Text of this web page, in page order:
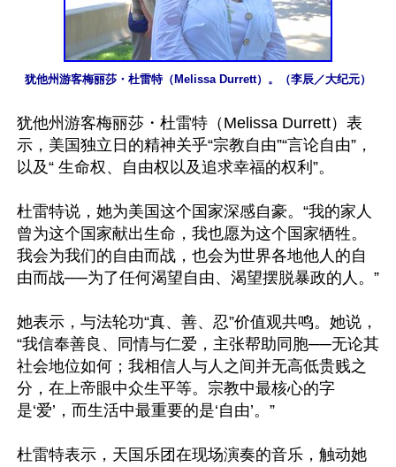
犹他州游客梅丽莎・杜雷特（Melissa Durrett）。（李辰／大纪元）
犹他州游客梅丽莎・杜雷特（Melissa Durrett）表
示，美国独立日的精神关乎“宗教自由”“言论自由”，
以及“ 生命权、自由权以及追求幸福的权利”。
杜雷特说，她为美国这个国家深感自豪。“我的家人
曾为这个国家献出生命，我也愿为这个国家牺牲。
我会为我们的自由而战，也会为世界各地他人的自
由而战──为了任何渴望自由、渴望摆脱暴政的人。”
她表示，与法轮功“真、善、忍”价值观共鸣。她说，
“我信奉善良、同情与仁爱，主张帮助同胞──无论其
社会地位如何；我相信人与人之间并无高低贵贱之
分，在上帝眼中众生平等。宗教中最核心的字
是‘爱’，而生活中最重要的是‘自由’。”
杜雷特表示，天国乐团在现场演奏的音乐，触动她